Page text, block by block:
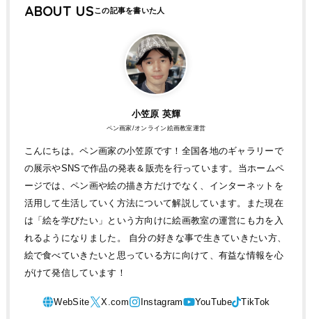
ABOUT US
小笠原 英輝
ペン画家/オンライン絵画教室運営
こんにちは。ペン画家の小笠原です！全国各地のギャラリーで
の展示やSNSで作品の発表＆販売を行っています。当ホームペ
ージでは、ペン画や絵の描き方だけでなく、インターネットを
活用して生活していく方法について解説しています。また現在
は「絵を学びたい」という方向けに絵画教室の運営にも力を入
れるようになりました。 自分の好きな事で生きていきたい方、
絵で食べていきたいと思っている方に向けて、有益な情報を心
がけて発信しています！